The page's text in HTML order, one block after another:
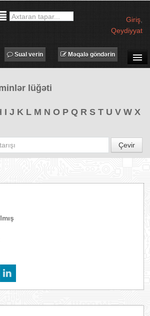
Giriş
Qeydiyyat
TƏDBİRLƏR
PROQRAMLAR
Məqalə göndərin
Sual verin
lüğəti
I J K L M N O P Q R S T U V W X
Çevir